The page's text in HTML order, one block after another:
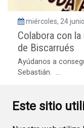
Este sitio
miércoles, 24
Colabora con
de Biscarrués
Ayúdanos a
Sebastián. ...